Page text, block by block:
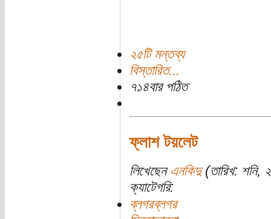
২৫টি মন্তব্য
বিস্তারিত...
৭১৪বার পঠিত
ফ্লাশ টয়লেট
লিখেছেন এনকিদু(তারিখ: শনি,
ক্যাটেগরি:
ব্লগরব্লগর